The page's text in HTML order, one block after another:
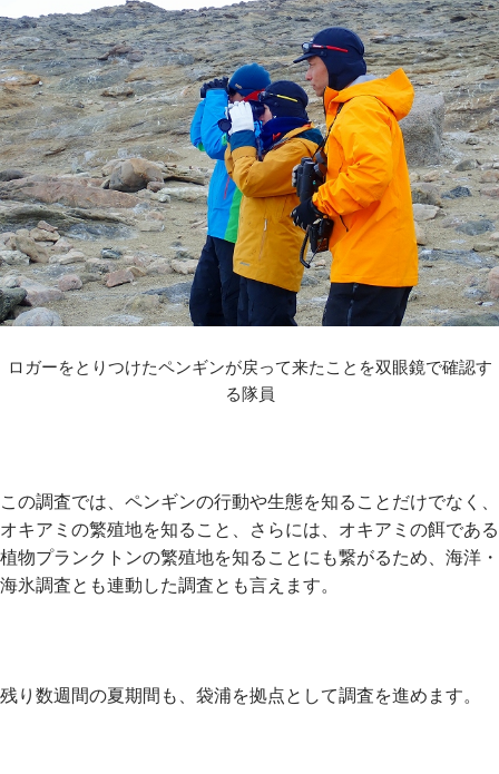
ロガーをとりつけたペンギンが戻って来たことを双眼鏡で確認す
る隊員
この調査では、ペンギンの行動や生態を知ることだけでなく、
オキアミの繁殖地を知ること、さらには、オキアミの餌である
植物プランクトンの繁殖地を知ることにも繋がるため、海洋・
海氷調査とも連動した調査とも言えます。
残り数週間の夏期間も、袋浦を拠点として調査を進めます。